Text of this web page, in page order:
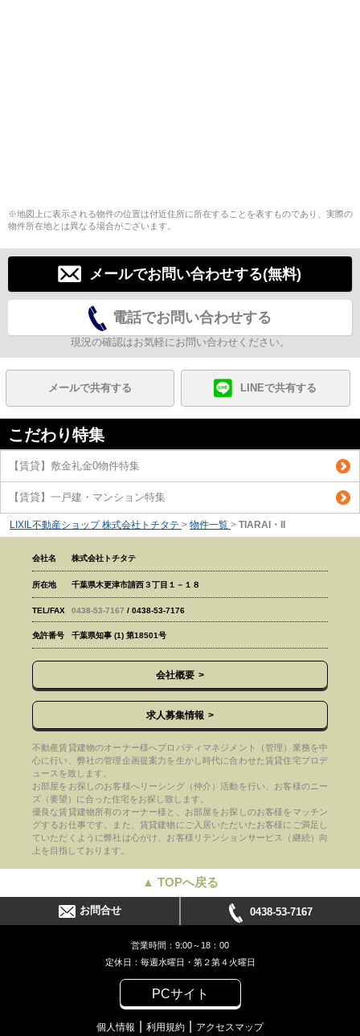
※地図上に表示される物件の位置は付近住所に所在することを表すものであり、実際の
物件所在地とは異なる場合がございます。
メールでお問い合わせする(無料)
電話でお問い合わせする
現況の確認はお気軽にお問い合わせください。
メールで共有する LINEで共有する
こだわり特集
【賃貸】敷金礼金0物件特集
【賃貸】一戸建・マンション特集
LIXIL不動産ショップ 株式会社トチタテ > 物件一覧 > TIARAI・II
会社名 株式会社トチタテ
所在地 千葉県木更津市請西３丁目１－１８
TEL/FAX 0438-53-7167 / 0438-53-7176
免許番号 千葉県知事 (1) 第18501号
会社概要
求人募集情報
不動産賃貸建物のオーナー様へプロパティマネジメント（管理）業務を中
心に行い、弊社の管理企画提案力を生かし時代に合わせた賃貸住宅プロデ
ュースを致します。
お部屋をお探しのお客様へリーシング（仲介）活動を行い、お客様のニー
ズ（要望）に合った住宅をお探し致します。
優良な賃貸建物所有のオーナー様と、お部屋をお探しのお客様をマッチン
グするお仕事です。また、賃貸建物にご入居いただいたお客様にご満足し
ていただくように弊社は心がけ、お客様リテンションサービス（継続）向
上を目指しております。
▲ TOPへ戻る
お問合せ 0438-53-7167
営業時間：9:00～18：00
定休日：毎週水曜日・第２第４火曜日
PCサイト
個人情報 利用規約 アクセスマップ